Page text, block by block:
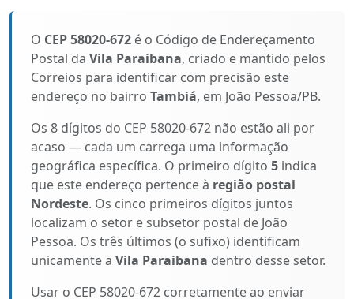
O CEP 58020-672 é o Código de Endereçamento
Postal da Vila Paraibana, criado e mantido pelos
Correios para identificar com precisão este
endereço no bairro Tambiá, em João Pessoa/PB.
Os 8 dígitos do CEP 58020-672 não estão ali por
acaso — cada um carrega uma informação
geográfica específica. O primeiro dígito 5 indica
que este endereço pertence à região postal
Nordeste. Os cinco primeiros dígitos juntos
localizam o setor e subsetor postal de João
Pessoa. Os três últimos (o sufixo) identificam
unicamente a Vila Paraibana dentro desse setor.
Usar o CEP 58020-672 corretamente ao enviar